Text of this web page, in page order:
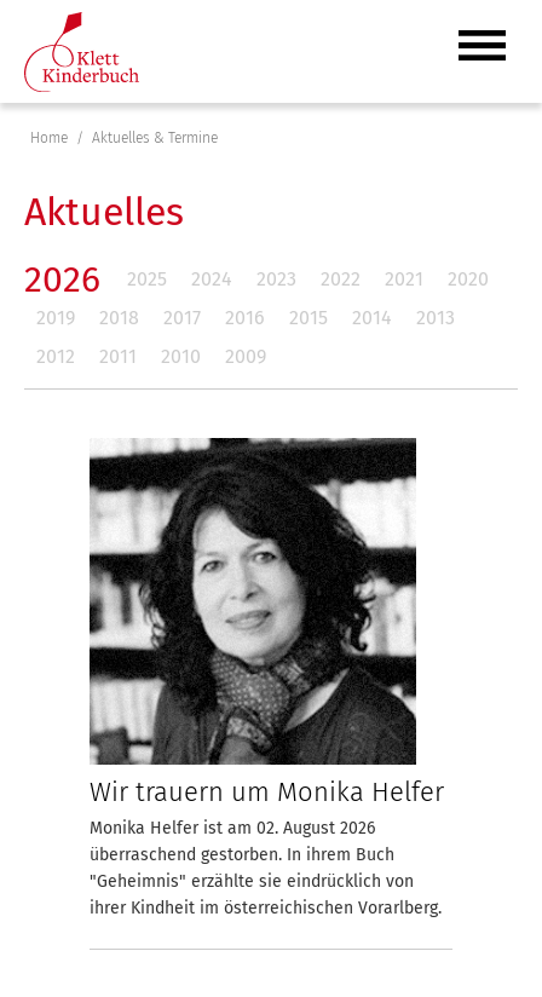
Home Aktuelles & Termine
Aktuelles
2026 2025 2024 2023 2022 2021
2020
2019
2018 2017 2016 2015 2014
2013
2012
2011 2010 2009
Wir trauern um Monika Helfer
Monika Helfer ist am 02. August 2026
überraschend gestorben. In ihrem Buch
"Geheimnis" erzählte sie eindrücklich von
ihrer Kindheit im österreichischen Vorarlberg.